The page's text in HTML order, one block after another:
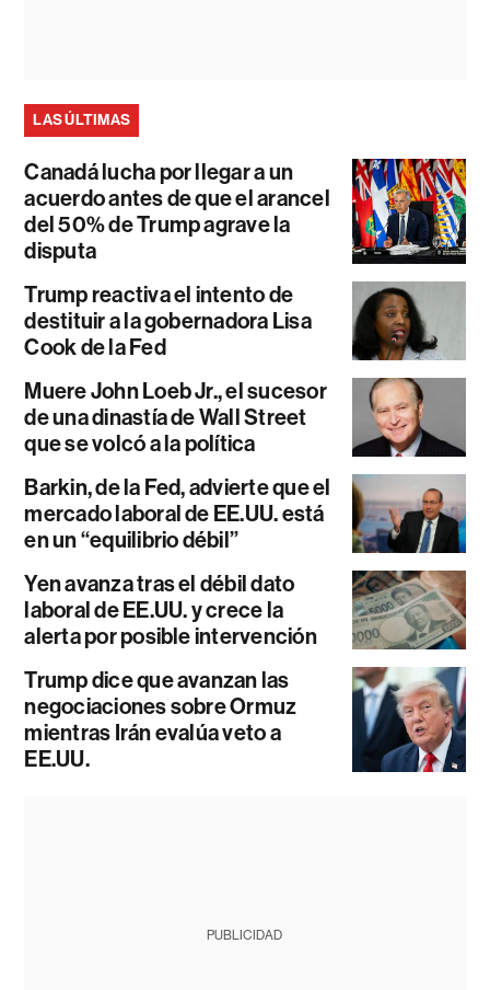
LAS ÚLTIMAS
Canadá lucha por llegar a un
acuerdo antes de que el arancel
del 50% de Trump agrave la
disputa
Trump reactiva el intento de
destituir a la gobernadora Lisa
Cook de la Fed
Muere John Loeb Jr., el sucesor
de una dinastía de Wall Street
que se volcó a la política
Barkin, de la Fed, advierte que el
mercado laboral de EE.UU. está
en un “equilibrio débil”
Yen avanza tras el débil dato
laboral de EE.UU. y crece la
alerta por posible intervención
Trump dice que avanzan las
negociaciones sobre Ormuz
mientras Irán evalúa veto a
EE.UU.
PUBLICIDAD